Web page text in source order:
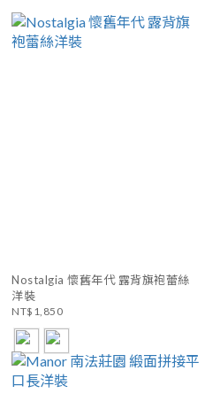
Nostalgia 懷舊年代 露背旗袍蕾絲
洋裝
NT$1,850